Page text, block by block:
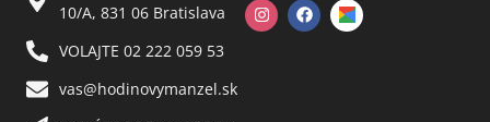
10/A, 831 06 Bratislava
VOLAJTE 02 222 059 53​
vas@hodinovymanzel.sk​